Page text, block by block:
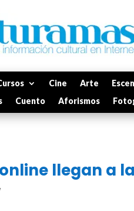
Cine Arte
Cuento Aforismos
llegan a